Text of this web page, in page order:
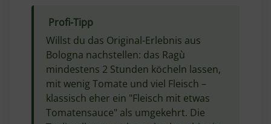
Profi-Tipp
Willst du das Original-Erlebnis aus
Bologna nachstellen: das Ragù
mindestens 2 Stunden köcheln lassen,
mit wenig Tomate und viel Fleisch –
klassisch eher ein "Fleisch mit etwas
Tomatensauce" als umgekehrt. Die